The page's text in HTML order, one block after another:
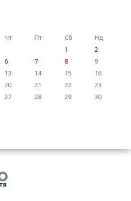
Чт Пт Сб
Нд
1
2
6 7 8
9
13 14 15
16
20 21 22
23
27 28 29
30